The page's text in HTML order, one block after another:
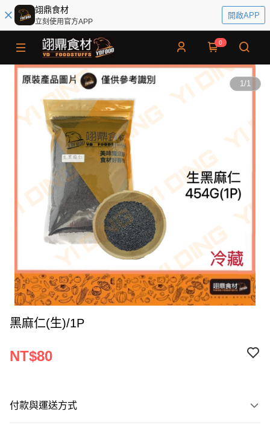
翊鼎食材
立刻使用官方APP
開啟APP
0
1/1
黑麻仁(生)/1P
NT$80
付款與運送方式